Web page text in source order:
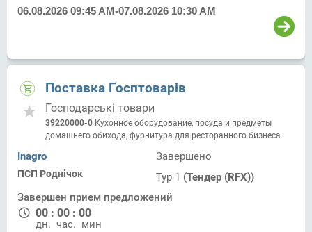
06.08.2026 09:45 AM-07.08.2026 10:30 AM
Поставка Госптоварів
Господарські товари
39220000-0 Кухонное оборудование, посуда и предметы
домашнего обихода, фурнитура для ресторанного бизнеса
Inagro
ПСП Роднічок
Завершено
Тур 1 (Тендер (RFX))
Завершен прием предложений
00 : 00 : 00
дн. час. мин.